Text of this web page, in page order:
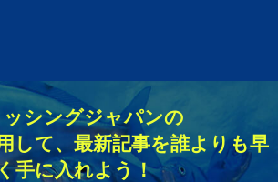
シングジャパンの
して、最新記事を誰よりも早
手に入れよう！